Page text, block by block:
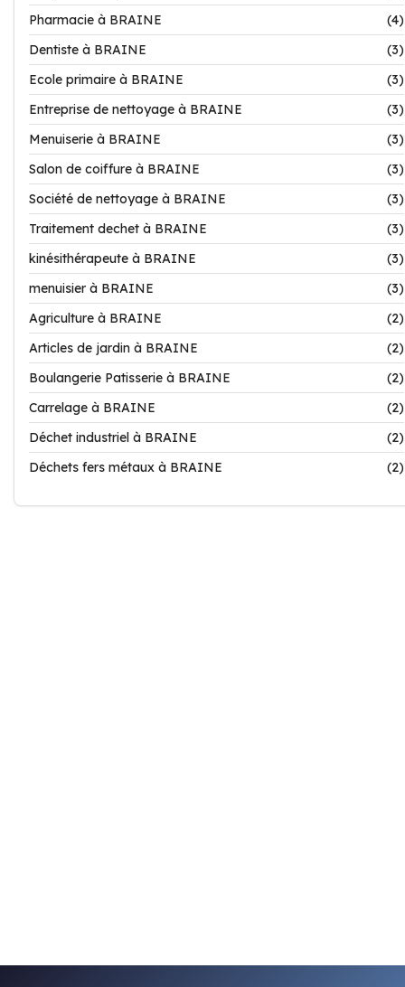
Pharmacie à BRAINE
(4)
Dentiste à BRAINE
(3)
Ecole primaire à BRAINE
(3)
Entreprise de nettoyage à BRAINE
(3)
Menuiserie à BRAINE
(3)
Salon de coiffure à BRAINE
(3)
Société de nettoyage à BRAINE
(3)
Traitement dechet à BRAINE
(3)
kinésithérapeute à BRAINE
(3)
menuisier à BRAINE
(3)
Agriculture à BRAINE
(2)
Articles de jardin à BRAINE
(2)
Boulangerie Patisserie à BRAINE
(2)
Carrelage à BRAINE
(2)
Déchet industriel à BRAINE
(2)
Déchets fers métaux à BRAINE
(2)